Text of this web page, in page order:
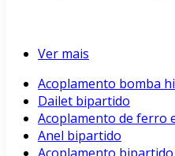
Ver mais
Acoplamento bomba
Dailet bipartido
Acoplamento de ferro
Anel bipartido